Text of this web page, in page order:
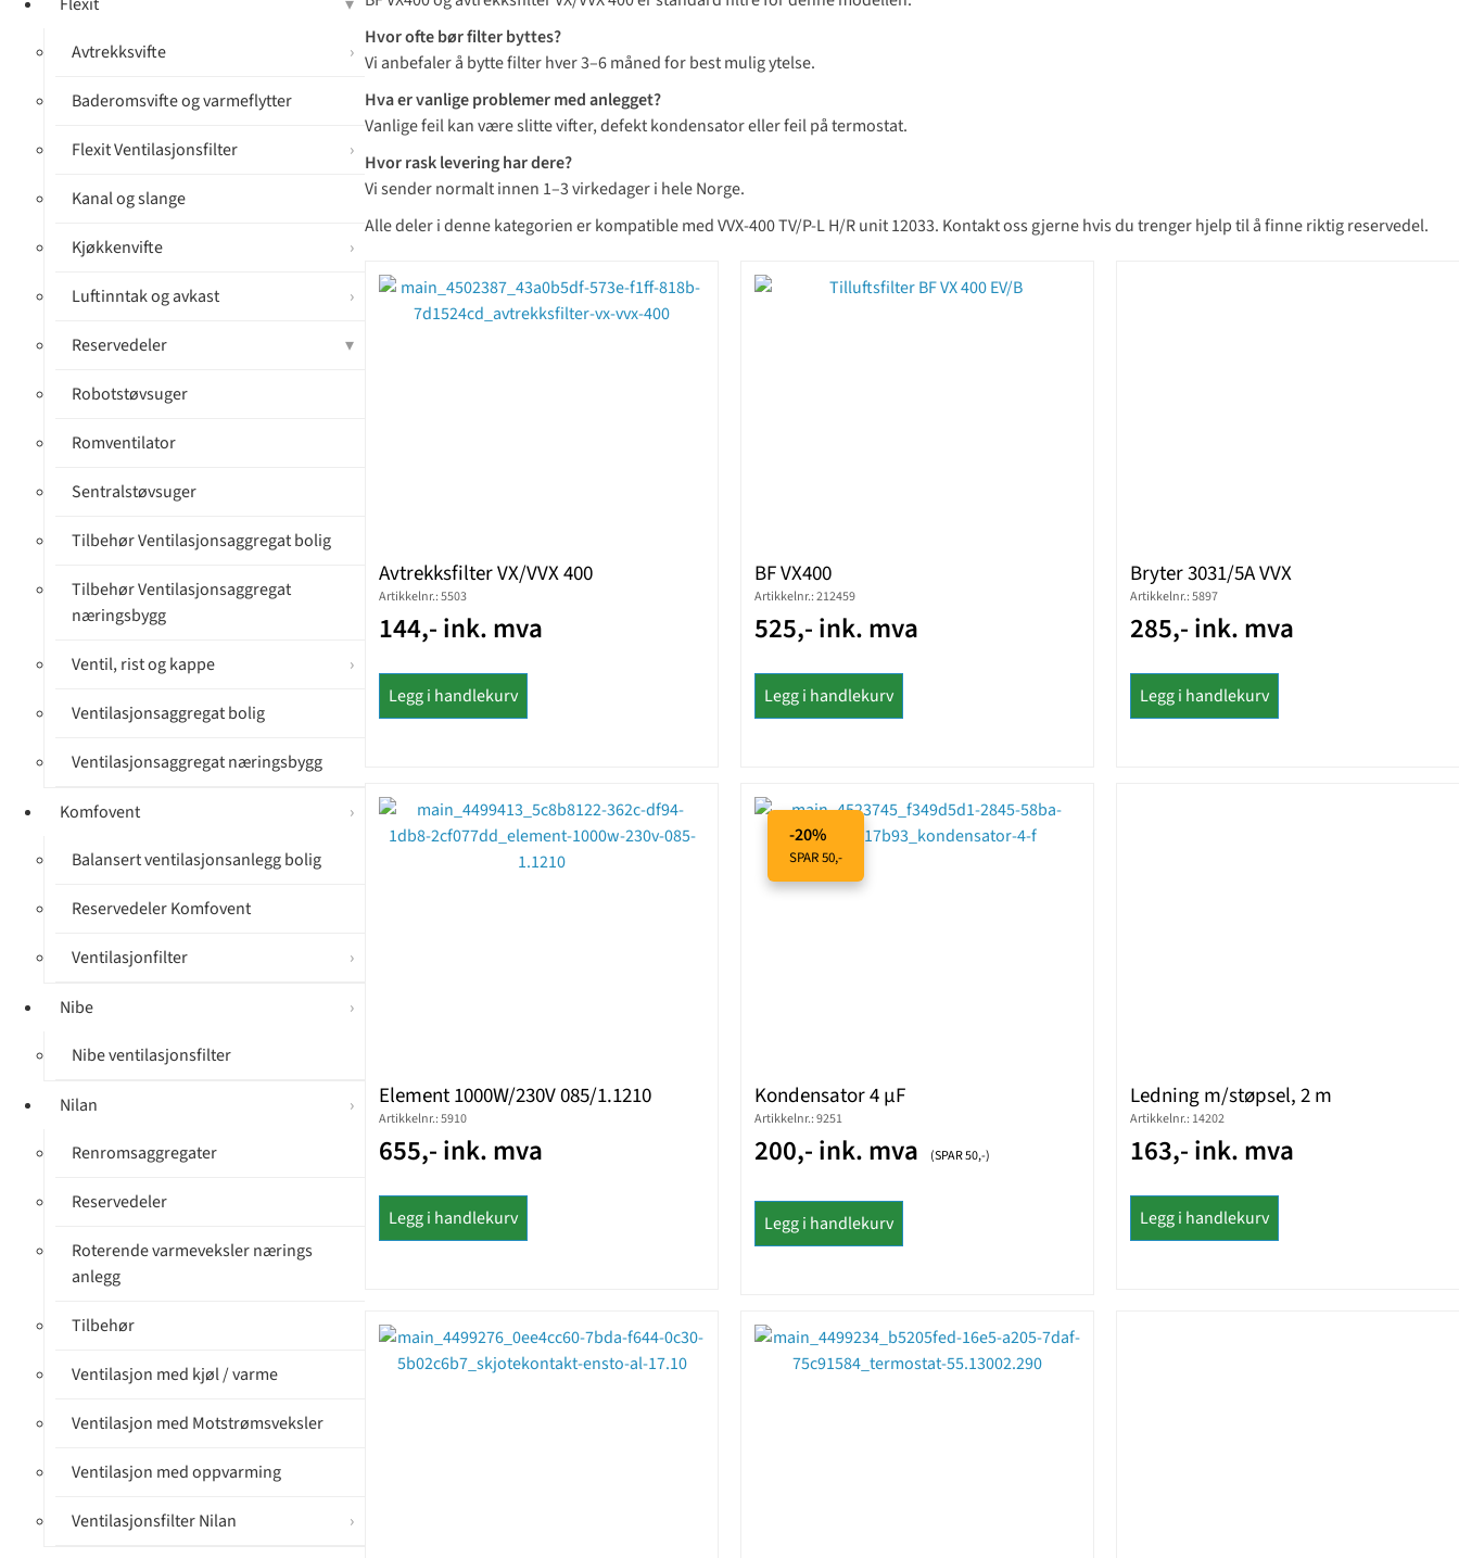
Avtrekksvifte
Baderomsvifte og varmeflytter
Flexit Ventilasjonsfilter
Kanal og slange
Kjøkkenvifte
Luftinntak og avkast
Reservedeler
Robotstøvsuger
Romventilator
Sentralstøvsuger
Tilbehør Ventilasjonsaggregat bolig
Tilbehør Ventilasjonsaggregat
næringsbygg
Ventil, rist og kappe
Ventilasjonsaggregat bolig
Ventilasjonsaggregat næringsbygg
Komfovent
Balansert ventilasjonsanlegg bolig
Reservedeler Komfovent
Ventilasjonfilter
Nibe
Nibe ventilasjonsfilter
Nilan
Renromsaggregater
Reservedeler
Roterende varmeveksler nærings
anlegg
Tilbehør
Ventilasjon med kjøl / varme
Ventilasjon med Motstrømsveksler
Ventilasjon med oppvarming
Ventilasjonsfilter Nilan
Hvor ofte bør filter byttes?
Vi anbefaler å bytte filter hver 3–6 måned for best mulig ytelse.
Hva er vanlige problemer med anlegget?
Vanlige feil kan være slitte vifter, defekt kondensator eller feil på termostat.
Hvor rask levering har dere?
Vi sender normalt innen 1–3 virkedager i hele Norge.
Alle deler i denne kategorien er kompatible med VVX-400 TV/P-L H/R unit 12033. Kontakt oss gjerne hvis du trenger hjelp til å finne riktig reservedel.
Avtrekksfilter VX/VVX 400
Artikkelnr.: 5503
144,- ink. mva
Legg i handlekurv
BF VX400
Artikkelnr.: 212459
525,- ink. mva
Legg i handlekurv
Bryter 3031/5A VVX
Artikkelnr.: 5897
285,- ink. mva
Legg i handlekurv
Element 1000W/230V 085/1.1210
Artikkelnr.: 5910
655,- ink. mva
Legg i handlekurv
-20%
SPAR 50,-
Kondensator 4 µF
Artikkelnr.: 9251
200,- ink. mva (SPAR 50,-)
Legg i handlekurv
Ledning m/støpsel, 2 m
Artikkelnr.: 14202
163,- ink. mva
Legg i handlekurv